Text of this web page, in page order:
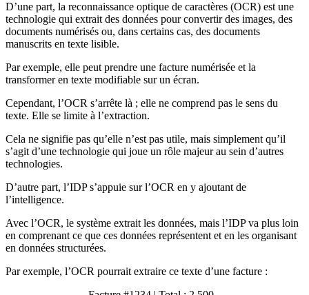
D’une part, la reconnaissance optique de caractères (OCR) est une
technologie qui extrait des données pour convertir des images, des
documents numérisés ou, dans certains cas, des documents
manuscrits en texte lisible.
Par exemple, elle peut prendre une facture numérisée et la
transformer en texte modifiable sur un écran.
Cependant, l’OCR s’arrête là ; elle ne comprend pas le sens du
texte. Elle se limite à l’extraction.
Cela ne signifie pas qu’elle n’est pas utile, mais simplement qu’il
s’agit d’une technologie qui joue un rôle majeur au sein d’autres
technologies.
D’autre part, l’IDP s’appuie sur l’OCR en y ajoutant de
l’intelligence.
Avec l’OCR, le système extrait les données, mais l’IDP va plus loin
en comprenant ce que ces données représentent et en les organisant
en données structurées.
Par exemple, l’OCR pourrait extraire ce texte d’une facture :